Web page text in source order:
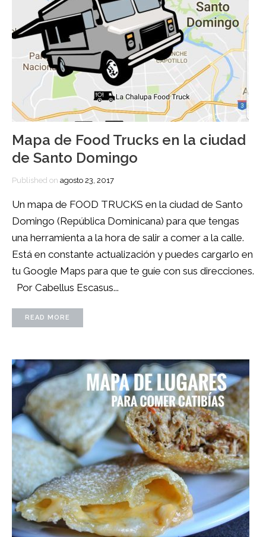
Mapa de Food Trucks en la ciudad
de Santo Domingo
Published on agosto 23, 2017
Un mapa de FOOD TRUCKS en la ciudad de Santo
Domingo (República Dominicana) para que tengas
una herramienta a la hora de salir a comer a la calle.
Está en constante actualización y puedes cargarlo en
tu Google Maps para que te guíe con sus direcciones.
Por Cabellus Escasus...
READ MORE